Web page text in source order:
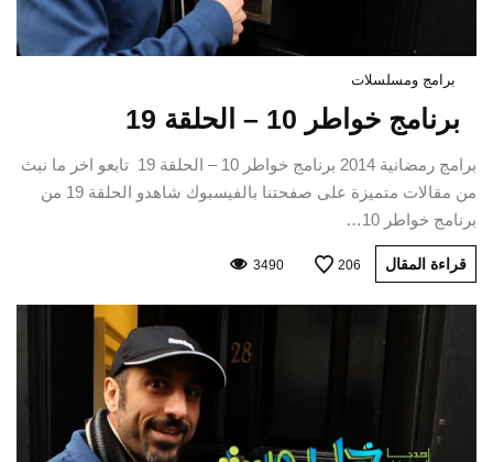
برامج ومسلسلات
برنامج خواطر 10 – الحلقة 19
برامج رمضانية 2014 برنامج خواطر 10 – الحلقة 19 تابعو اخر ما نبث
من مقالات متميزة على صفحتنا بالفيسبوك شاهدو الحلقة 19 من
برنامج خواطر 10…
قراءة المقال 206
3490